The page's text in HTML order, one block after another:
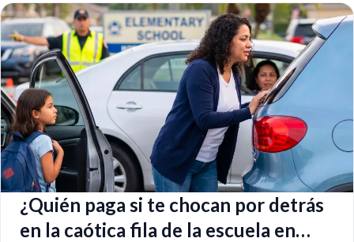
¿Quién paga si te chocan por detrás
en la caótica fila de la escuela en